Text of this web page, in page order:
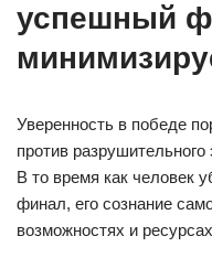
успешный
Уверенность в победе
против
В то время как человек
финал, его сознание
возможностях и